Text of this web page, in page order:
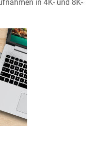
in 4K- und 8K-